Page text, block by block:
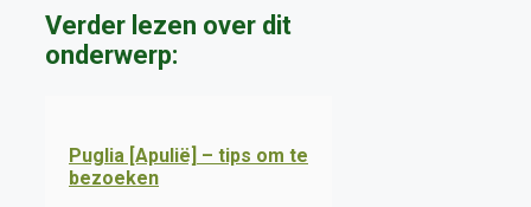
Verder lezen over dit
onderwerp:
Puglia [Apulië] – tips om te
bezoeken